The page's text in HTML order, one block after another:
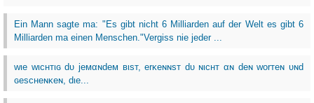
Ein Mann sagte ma: "Es gibt nicht 6 Milliarden auf der Welt es gibt 6
Milliarden ma einen Menschen."Vergiss nie jeder ...
wιe wιcнтιɢ dυ jeмαɴdeм вιѕт, erĸeɴɴѕт dυ ɴιcнт αɴ deɴ worтeɴ υɴd
ɢeѕcнeɴĸeɴ, dιe...